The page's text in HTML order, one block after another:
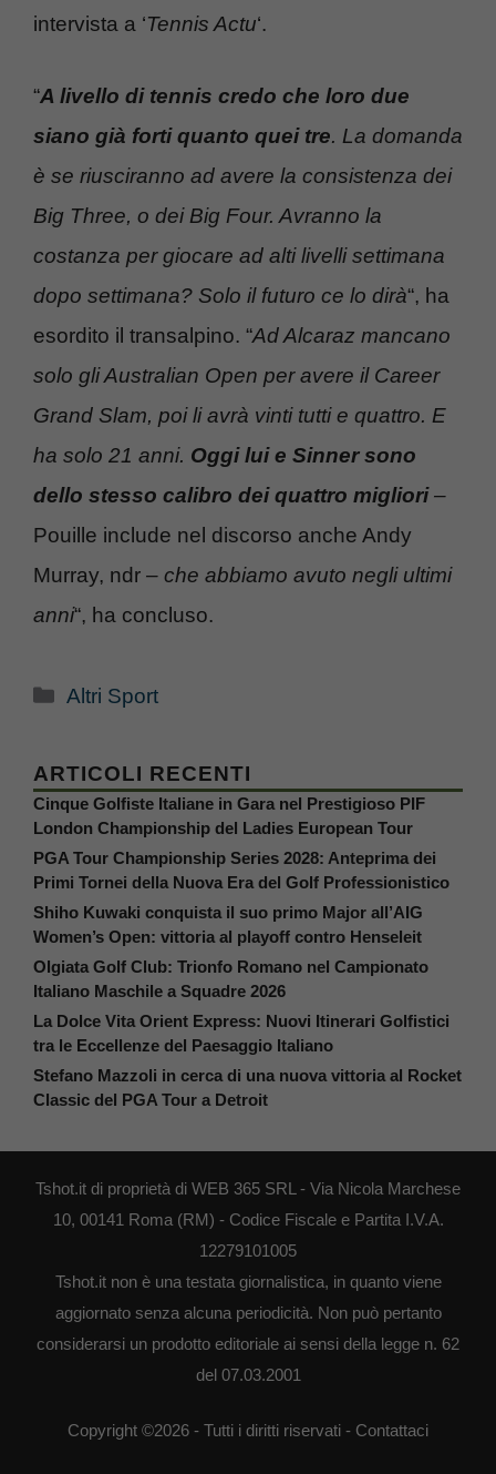
intervista a ‘Tennis Actu‘.
“A livello di tennis credo che loro due
siano già forti quanto quei tre. La domanda
è se riusciranno ad avere la consistenza dei
Big Three, o dei Big Four. Avranno la
costanza per giocare ad alti livelli settimana
dopo settimana? Solo il futuro ce lo dirà“, ha
esordito il transalpino. “Ad Alcaraz mancano
solo gli Australian Open per avere il Career
Grand Slam, poi li avrà vinti tutti e quattro. E
ha solo 21 anni. Oggi lui e Sinner sono
dello stesso calibro dei quattro migliori–
Pouille include nel discorso anche Andy
Murray, ndr – che abbiamo avuto negli ultimi
anni“, ha concluso.
Categorie
Altri Sport
ARTICOLI RECENTI
Cinque Golfiste Italiane in Gara nel Prestigioso PIF
London Championship del Ladies European Tour
PGA Tour Championship Series 2028: Anteprima dei
Primi Tornei della Nuova Era del Golf Professionistico
Shiho Kuwaki conquista il suo primo Major all’AIG
Women’s Open: vittoria al playoff contro Henseleit
Olgiata Golf Club: Trionfo Romano nel Campionato
Italiano Maschile a Squadre 2026
La Dolce Vita Orient Express: Nuovi Itinerari Golfistici
tra le Eccellenze del Paesaggio Italiano
Stefano Mazzoli in cerca di una nuova vittoria al Rocket
Classic del PGA Tour a Detroit
Tshot.it di proprietà di WEB 365 SRL - Via Nicola Marchese
10, 00141 Roma (RM) - Codice Fiscale e Partita I.V.A.
12279101005
Tshot.it non è una testata giornalistica, in quanto viene
aggiornato senza alcuna periodicità. Non può pertanto
considerarsi un prodotto editoriale ai sensi della legge n. 62
del 07.03.2001
Copyright ©2026 - Tutti i diritti riservati - Contattaci